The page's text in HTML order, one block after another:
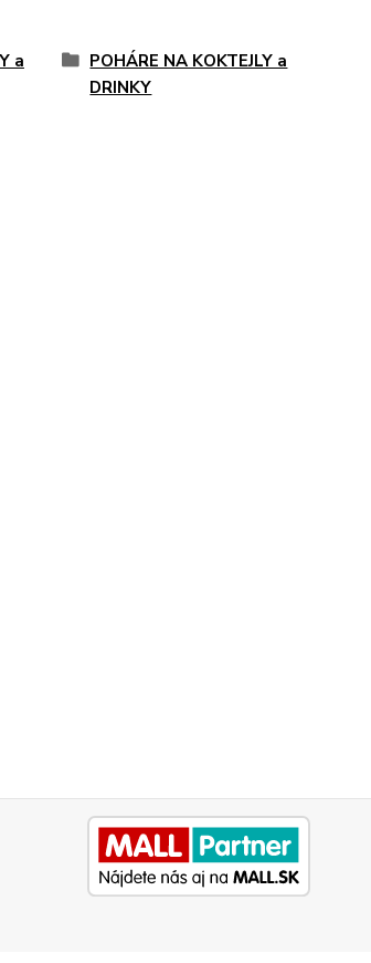
a
POHÁRE NA KOKTEJLY a
DRINKY